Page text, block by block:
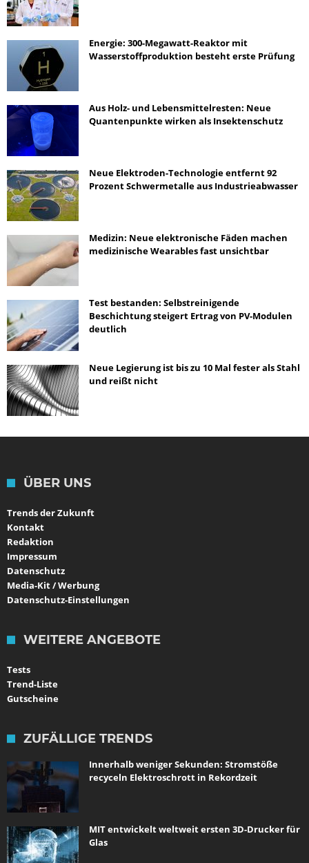
Energie: 300-Megawatt-Reaktor mit
Wasserstoffproduktion besteht erste Prüfung
Aus Holz- und Lebensmittelresten: Neue
Quantenpunkte wirken als Insektenschutz
Neue Elektroden-Technologie entfernt 92
Prozent Schwermetalle aus Industrieabwasser
Medizin: Neue elektronische Fäden machen
medizinische Wearables fast unsichtbar
Test bestanden: Selbstreinigende
Beschichtung steigert Ertrag von PV-Modulen
deutlich
Neue Legierung ist bis zu 10 Mal fester als Stahl
und reißt nicht
ÜBER UNS
Trends der Zukunft
Kontakt
Redaktion
Impressum
Datenschutz
Media-Kit / Werbung
Datenschutz-Einstellungen
WEITERE ANGEBOTE
Tests
Trend-Liste
Gutscheine
ZUFÄLLIGE TRENDS
Innerhalb weniger Sekunden: Stromstöße
recyceln Elektroschrott in Rekordzeit
MIT entwickelt weltweit ersten 3D-Drucker für
Glas